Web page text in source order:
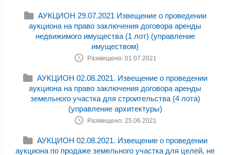
АУКЦИОН 29.07.2021 Извещение о проведении
аукциона на право заключения договора аренды
недвижимого имущества (1 лот) (управление
имуществом)
Размещено: 01.07.2021
АУКЦИОН 02.08.2021. Извещение о проведении
аукциона на право заключения договора аренды
земельного участка для строительства (4 лота)
(управление архитектуры)
Размещено: 25.06.2021
АУКЦИОН 02.08.2021. Извещение о проведении
аукциона по продаже земельного участка для целей, не